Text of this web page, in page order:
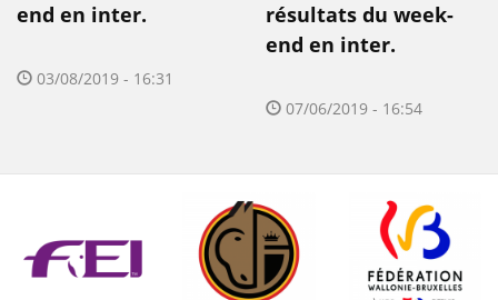
end en inter.
03/08/2019 - 16:31
résultats du week-
end en inter.
07/06/2019 - 16:54